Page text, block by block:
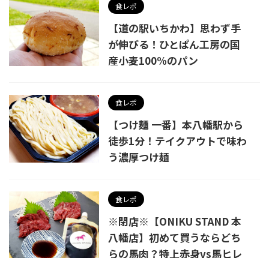
食レポ
【道の駅いちかわ】思わず手
が伸びる！ひとぱん工房の国
産小麦100%のパン
食レポ
【つけ麺 一番】本八幡駅から
徒歩1分！テイクアウトで味わ
う濃厚つけ麺
食レポ
※閉店※【ONIKU STAND 本
八幡店】初めて買うならどち
らの馬肉？特上赤身vs馬ヒレ